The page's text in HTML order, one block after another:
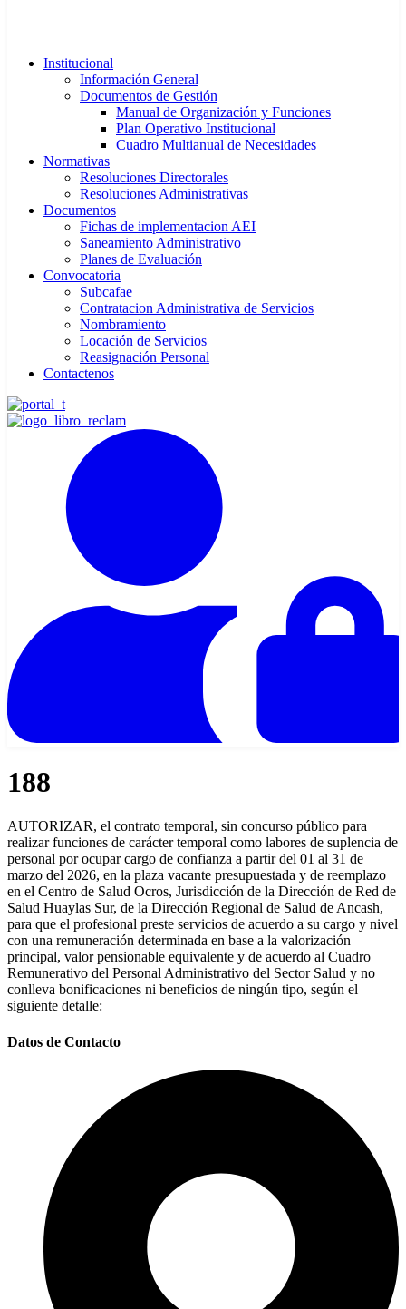
Institucional
Información General
Documentos de Gestión
Manual de Organización y Funciones
Plan Operativo Institucional
Cuadro Multianual de Necesidades
Normativas
Resoluciones Directorales
Resoluciones Administrativas
Documentos
Fichas de implementacion AEI
Saneamiento Administrativo
Planes de Evaluación
Convocatoria
Subcafae
Contratacion Administrativa de Servicios
Nombramiento
Locación de Servicios
Reasignación Personal
Contactenos
188
AUTORIZAR, el contrato temporal, sin concurso público para
realizar funciones de carácter temporal como labores de suplencia de
personal por ocupar cargo de confianza a partir del 01 al 31 de
marzo del 2026, en la plaza vacante presupuestada y de reemplazo
en el Centro de Salud Ocros, Jurisdicción de la Dirección de Red de
Salud Huaylas Sur, de la Dirección Regional de Salud de Ancash,
para que el profesional preste servicios de acuerdo a su cargo y nivel
con una remuneración determinada en base a la valorización
principal, valor pensionable equivalente y de acuerdo al Cuadro
Remunerativo del Personal Administrativo del Sector Salud y no
conlleva bonificaciones ni beneficios de ningún tipo, según el
siguiente detalle:
Datos de Contacto